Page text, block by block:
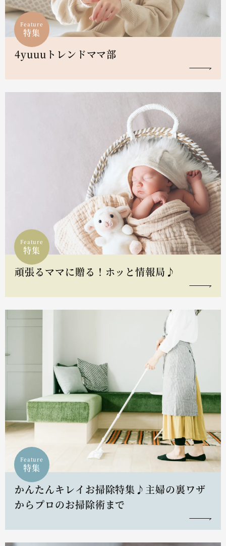
Feature
特集
4yuuuトレンドママ部
Feature
特集
頑張るママに贈る！ホッと情報局♪
Feature
特集
かんたんキレイお掃除特集♪主婦の裏ワザ
からプロのお掃除術まで